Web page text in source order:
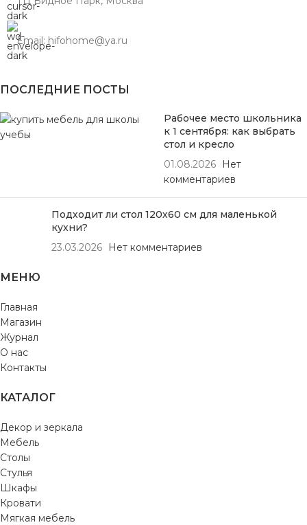
Email: hifohome@ya.ru
ПОСЛЕДНИЕ ПОСТЫ
Рабочее место школьника
к 1 сентября: как выбрать
стол и кресло
01.08.2026
Нет
комментариев
Подходит ли стол 120х60 см для маленькой
кухни?
23.03.2026
Нет комментариев
МЕНЮ
Главная
Магазин
Журнал
О нас
Контакты
КАТАЛОГ
Декор и зеркала
Мебель
Столы
Стулья
Шкафы
Кровати
Мягкая мебель